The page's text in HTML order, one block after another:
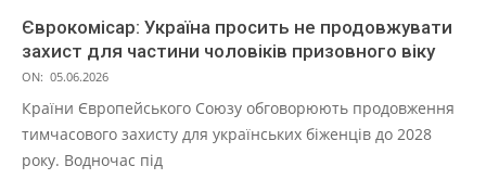
Єврокомісар: Україна просить не продовжувати
захист для частини чоловіків призовного віку
ON: 05.06.2026
Країни Європейського Союзу обговорюють продовження
тимчасового захисту для українських біженців до 2028
року. Водночас під